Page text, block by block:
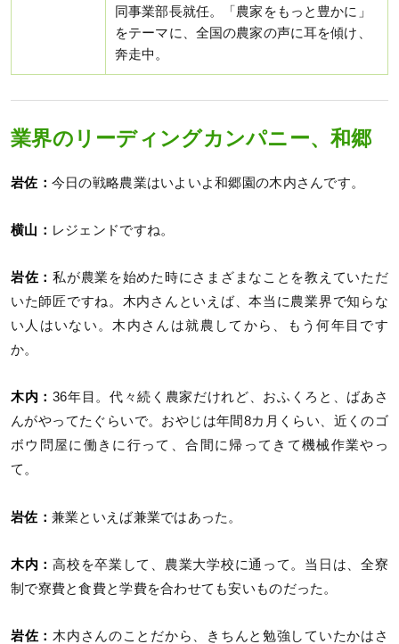
同事業部長就任。「農家をもっと豊かに」
をテーマに、全国の農家の声に耳を傾け、
奔走中。
業界のリーディングカンパニー、和郷
岩佐： 今日の戦略農業はいよいよ和郷園の木内さんです。
横山： レジェンドですね。
岩佐：私が農業を始めた時にさまざまなことを教えていただ
いた師匠ですね。木内さんといえば、本当に農業界で知らな
い人はいない。木内さんは就農してから、もう何年目です
か。
木内：36年目。代々続く農家だけれど、おふくろと、ばあさ
んがやってたぐらいで。おやじは年間8カ月くらい、近くのゴ
ボウ問屋に働きに行って、合間に帰ってきて機械作業やっ
て。
岩佐： 兼業といえば兼業ではあった。
木内：高校を卒業して、農業大学校に通って。当日は、全寮
制で寮費と食費と学費を合わせても安いものだった。
岩佐： 木内さんのことだから、きちんと勉強していたかはさ